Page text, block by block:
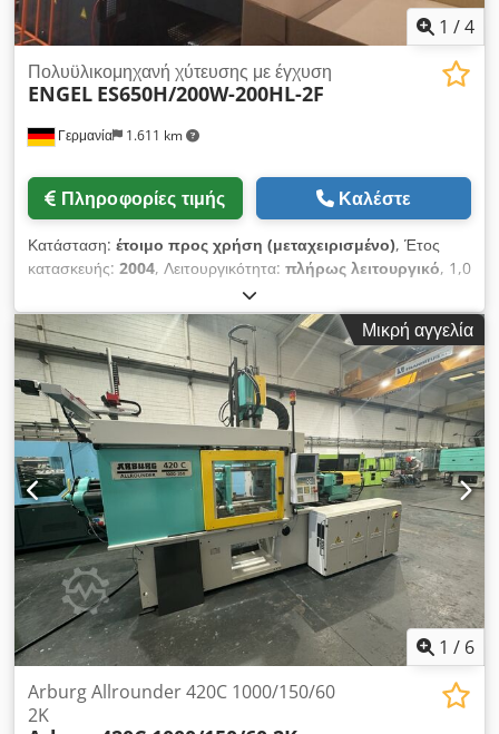
1 /4
Γερμανία 1.611 km
Πολυϋλικομηχανή χύτευσης με έγχυση
ENGEL ES650H/200W-200HL-2F
Πληροφορίες τιμής Καλέστε
Κατάσταση: έτοιμο προς χρήση (μεταχειρισμένο), Έτος
κατασκευής: 2004, Λειτουργικότητα: πλήρως λειτουργικό, 1,0
τεμ. μεταχειρισμένη μηχανή χύτευσης με δύο συστατικά με
ρομπότ Κατασκευαστής: ENGEL Τύπος: ES650H/200W-
200HL-2F Έτος κατασκευής: 2004 Δυναμικότητα κλεισίματος:
200 τόνοι Απόσταση στηλών: χωρίς στήλες Ελάχιστο ύψος
εγκατάστασης: 500 mm Διαδρομή ανοίγματος: 750 mm
Κοχλίας DN 1: 40 mm Μεγ. όγκος έγχυσης: 251 cm³ Βάρος
τεμαχίου έγχυσης σε PS: 216 g Κοχλίας DN 2: 25 mm Codeyak
A Iopfx Alrerf Μεγ. όγκος έγχυσης: 69 cm³ Βάρος τεμαχίου
έγχυσης σε PS: 60 g Έλεγχος: CC100 Τεχνικός εξοπλισμός: -
Ρομπότ Engel, τύπος: ERC23/1-E - 4 κομμάτια πυρήνων -
Έλεγχος περιστρεφόμενου τραπεζιού
Μικρή αγγελία
1 / 6
Arburg Allrounder 420C 1000/150/60
2K